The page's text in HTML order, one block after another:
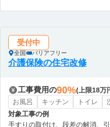
受付中
全国 バリアフリー
介護保険の住宅改修
工事費用の90%(上限18万
お風呂
キッチン トイレ
対象工事の例
手すりの取付け、段差の解消、